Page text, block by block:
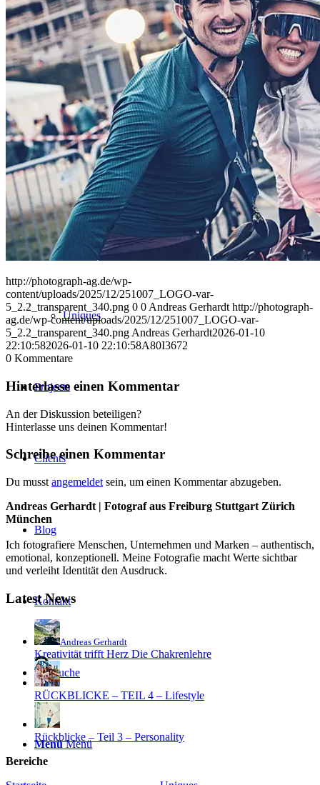
People
Lifestyle
Corporate
Sports
Uniques
Projects
Clients
Blog
Kontakt
Suche
Menü Menü
http://photograph-ag.de/wp-
content/uploads/2025/12/251007_LOGO-var-
5_2.2_transparent_340.png 0 0 Andreas Gerhardt http://photograph-
ag.de/wp-content/uploads/2025/12/251007_LOGO-var-
5_2.2_transparent_340.png Andreas Gerhardt2026-01-10
22:10:582026-01-10 22:10:58A80I3672
0 Kommentare
Hinterlasse einen Kommentar
An der Diskussion beteiligen?
Hinterlasse uns deinen Kommentar!
Schreibe einen Kommentar
Du musst angemeldet sein, um einen Kommentar abzugeben.
Andreas Gerhardt | Fotograf aus Freiburg Stuttgart Zürich
München
Ich fotografiere Menschen, Unternehmen und Marken – authentisch,
emotional, konzeptionell. Meine Fotografie macht Werte sichtbar
und verleiht Identität den Ausdruck.
Latest News
Andreas Gerhardt
Kreativität trifft Herz Die Chakrenlehre
RÜCKBLICKE – TEIL 4 – Lifestyle
Rückblicke – Teil 3 – Personality
Bereiche